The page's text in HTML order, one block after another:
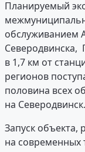
Планируемый
обслуживанием
Северодвинска,
в 1,7 км от
регионов
половина всех
на Северодвинск.
Запуск объекта,
на современных